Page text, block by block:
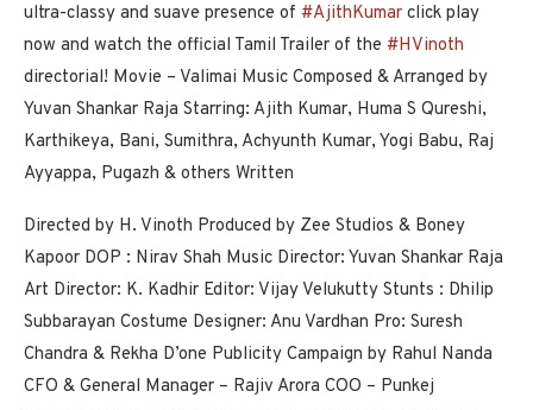
ultra-classy and suave presence of #AjithKumar click play
now and watch the official Tamil Trailer of the #HVinoth
directorial! Movie – Valimai Music Composed & Arranged by
Yuvan Shankar Raja Starring: Ajith Kumar, Huma S Qureshi,
Karthikeya, Bani, Sumithra, Achyunth Kumar, Yogi Babu, Raj
Ayyappa, Pugazh & others Written
Directed by H. Vinoth Produced by Zee Studios & Boney
Kapoor DOP : Nirav Shah Music Director: Yuvan Shankar Raja
Art Director: K. Kadhir Editor: Vijay Velukutty Stunts : Dhilip
Subbarayan Costume Designer: Anu Vardhan Pro: Suresh
Chandra & Rekha D’one Publicity Campaign by Rahul Nanda
CFO & General Manager – Rajiv Arora COO – Punkej